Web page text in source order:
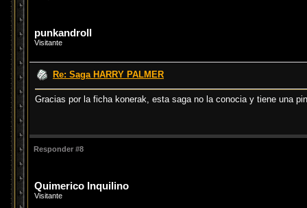
punkandroll
Visitante
Re: Saga HARRY PALMER
Gracias por la ficha konerak, esta saga no la conocia y tiene una
Responder #8
Quimerico Inquilino
Visitante